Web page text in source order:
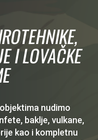
I LOVAČKE
nudimo
baklje, vulkane,
kao i kompletnu